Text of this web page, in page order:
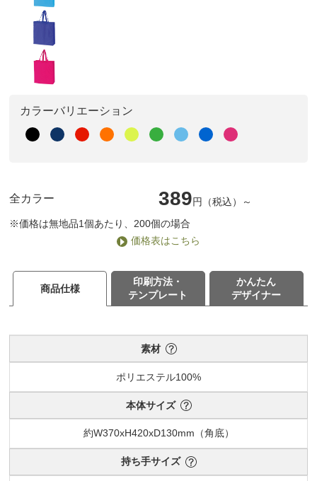
カラーバリエーション
全カラー 389円（税込）～
※価格は無地品1個あたり、200個の場合
価格表はこちら
商品仕様
印刷方法・
テンプレート
かんたん
デザイナー
素材
ポリエステル100%
本体サイズ
約W370xH420xD130mm（角底）
持ち手サイズ